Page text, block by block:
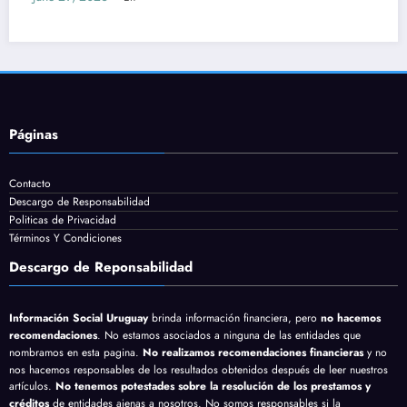
Páginas
Contacto
Descargo de Responsabilidad
Politicas de Privacidad
Términos Y Condiciones
Descargo de Reponsabilidad
Información Social Uruguaybrinda información financiera, pero no hacemos
recomendaciones. No estamos asociados a ninguna de las entidades que
nombramos en esta pagina. No realizamos recomendaciones financierasy no
nos hacemos responsables de los resultados obtenidos después de leer nuestros
artículos. No tenemos potestades sobre la resolución de los prestamos y